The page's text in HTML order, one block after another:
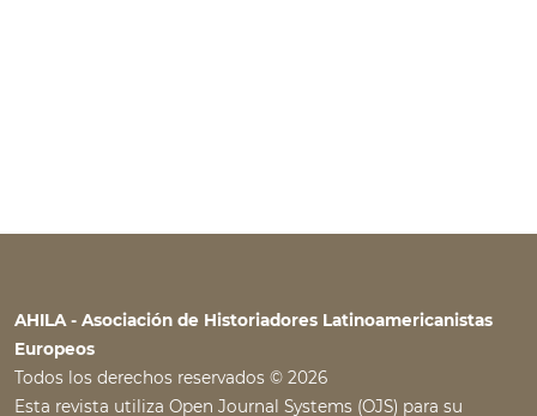
AHILA - Asociación de Historiadores Latinoamericanistas
Europeos
Todos los derechos reservados © 2026
Esta revista utiliza Open Journal Systems (OJS) para su